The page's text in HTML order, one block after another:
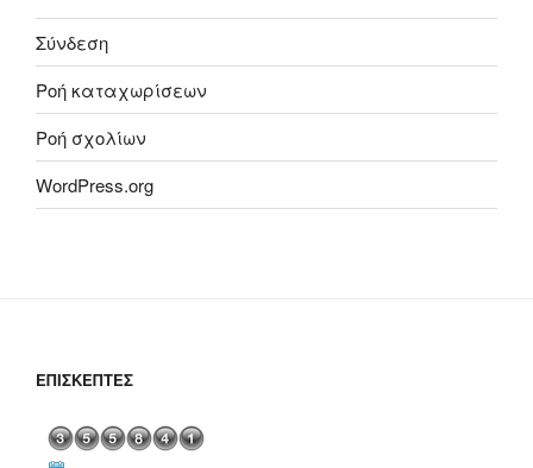
Σύνδεση
Ροή καταχωρίσεων
Ροή σχολίων
WordPress.org
ΕΠΙΣΚΈΠΤΕΣ